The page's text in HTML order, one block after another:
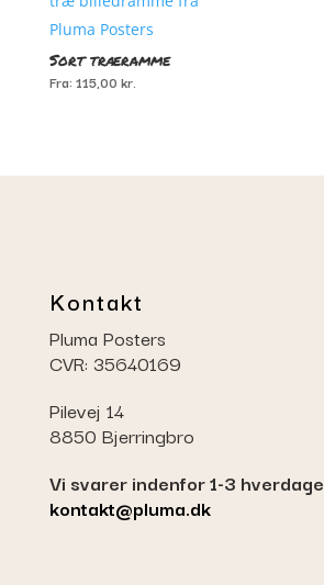
Sort træramme
Fra: 115,00 kr.
Kontakt
Pluma Posters
CVR: 35640169
Pilevej 14
8850 Bjerringbro
Vi svarer indenfor 1-3 hverdage
kontakt@pluma.dk